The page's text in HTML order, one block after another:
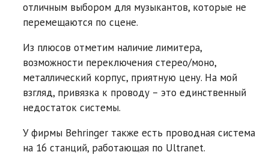
отличным выбором для музыкантов, которые не
перемещаются по сцене.
Из плюсов отметим наличие лимитера,
возможности переключения стерео/моно,
металлический корпус, приятную цену. На мой
взгляд, привязка к проводу – это единственный
недостаток системы.
У фирмы Behringer также есть проводная система
на 16 станций, работающая по Ultranet.